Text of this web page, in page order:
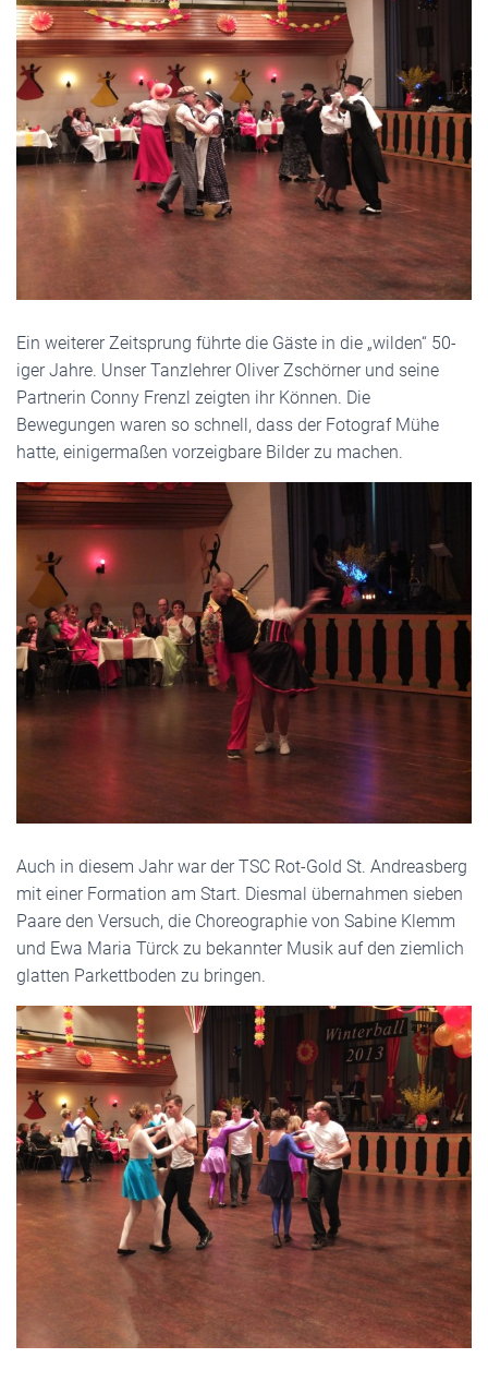
Ein weiterer Zeitsprung führte die Gäste in die „wilden“ 50-
iger Jahre. Unser Tanzlehrer Oliver Zschörner und seine
Partnerin Conny Frenzl zeigten ihr Können. Die
Bewegungen waren so schnell, dass der Fotograf Mühe
hatte, einigermaßen vorzeigbare Bilder zu machen.
Auch in diesem Jahr war der TSC Rot-Gold St. Andreasberg
mit einer Formation am Start. Diesmal übernahmen sieben
Paare den Versuch, die Choreographie von Sabine Klemm
und Ewa Maria Türck zu bekannter Musik auf den ziemlich
glatten Parkettboden zu bringen.